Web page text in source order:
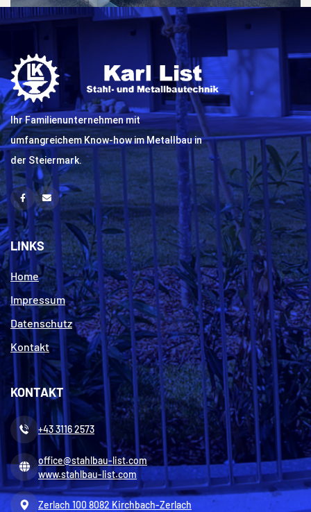
Ihr Familienunternehmen mit
umfangreichem Know-how im Metallbau in
der Steiermark.
Facebook
E-
Mail
LINKS
Home
Impressum
Datenschutz
Kontakt
KONTAKT
+43 3116 2573
office@stahlbau-list.com
www.stahlbau-list.com
Zerlach 100 8082 Kirchbach-Zerlach